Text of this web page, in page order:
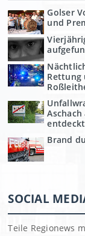
Golser
und
Rettung
entdeckt
Brand
SOCIAL
Teile Regionews